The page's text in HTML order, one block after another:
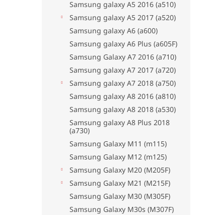
Samsung galaxy A5 2016 (a510)
Samsung galaxy A5 2017 (a520)
Samsung galaxy A6 (a600)
Samsung galaxy A6 Plus (a605F)
Samsung Galaxy A7 2016 (a710)
Samsung galaxy A7 2017 (a720)
Samsung galaxy A7 2018 (a750)
Samsung galaxy A8 2016 (a810)
Samsung galaxy A8 2018 (a530)
Samsung galaxy A8 Plus 2018
(a730)
Samsung Galaxy M11 (m115)
Samsung Galaxy M12 (m125)
Samsung Galaxy M20 (M205F)
Samsung Galaxy M21 (M215F)
Samsung Galaxy M30 (M305F)
Samsung Galaxy M30s (M307F)